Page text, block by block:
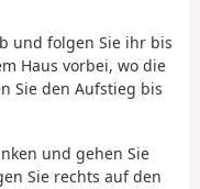
und folgen Sie ihr bis
Haus vorbei, wo die
Sie den Aufstieg bis
und gehen Sie
Sie rechts auf den